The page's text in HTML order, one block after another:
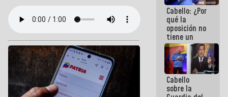
Cabello: ¿Por
qué la
oposición no
tiene un
programa
que se
convierta en
tendencia?
Cabello
sobre la